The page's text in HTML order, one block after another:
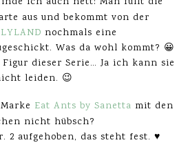
aus und bekommt von der
nochmals eine
Was da wohl kommt? 😀
dieser Serie… Ja ich kann sie
leiden. 😉
Eat Ants by Sanetta mit den
nicht hübsch?
2 aufgehoben, das steht fest. ♥